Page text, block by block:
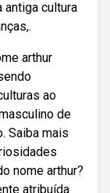
antiga cultura
arthur
ao
de
Saiba mais
nome arthur?
atribuída